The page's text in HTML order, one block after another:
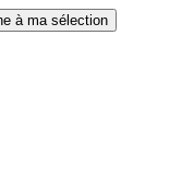
à ma sélection